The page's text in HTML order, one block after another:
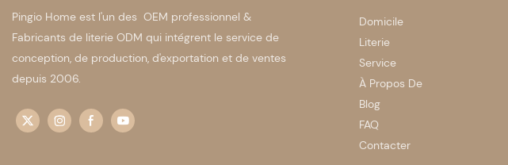
Pingio Home est l'un des OEM professionnel &
Fabricants de literie ODM qui intégrent le service de
conception, de production, d'exportation et de ventes
depuis 2006.
Domicile
Literie
Service
À Propos De
Blog
FAQ
Contacter